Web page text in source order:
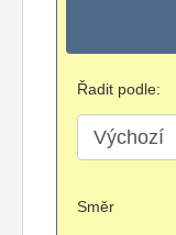
Řadit podle:
Směr